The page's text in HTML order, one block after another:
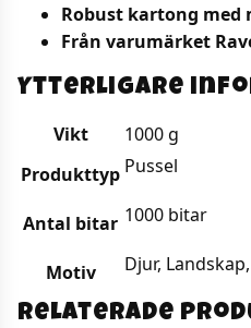
Robust kartong med
Från varumärket
Ytterligare
Vikt
1000 g
Produkttyp Pussel
Antal bitar 1000 bitar
Motiv Djur,
Relaterade